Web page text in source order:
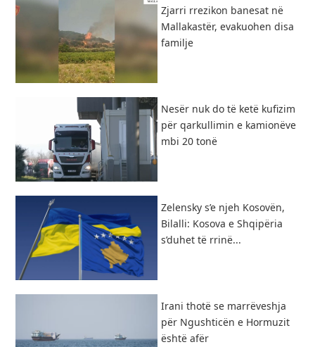
Zjarri rrezikon banesat në
Mallakastër, evakuohen disa
familje
Nesër nuk do të ketë kufizim
për qarkullimin e kamionëve
mbi 20 tonë
Zelensky s’e njeh Kosovën,
Bilalli: Kosova e Shqipëria
s’duhet të rrinë...
Irani thotë se marrëveshja
për Ngushticën e Hormuzit
është afër